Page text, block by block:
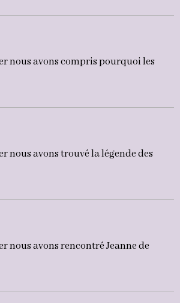
nous avons compris pourquoi les
nous avons trouvé la légende des
nous avons rencontré Jeanne de